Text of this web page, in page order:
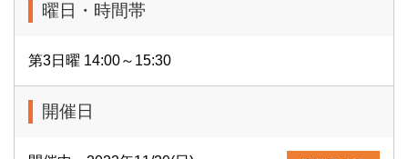
曜日・時間帯
第3日曜 14:00～15:30
開催日